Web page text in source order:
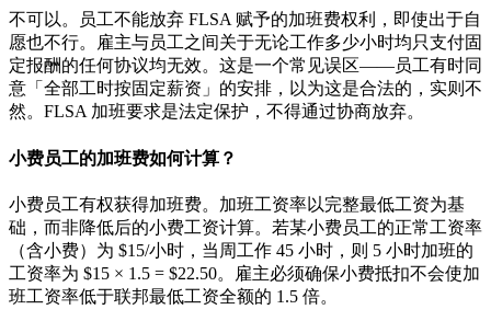
不可以。员工不能放弃 FLSA 赋予的加班费权利，即使出于自
愿也不行。雇主与员工之间关于无论工作多少小时均只支付固
定报酬的任何协议均无效。这是一个常见误区——员工有时同
意「全部工时按固定薪资」的安排，以为这是合法的，实则不
然。FLSA 加班要求是法定保护，不得通过协商放弃。
小费员工的加班费如何计算？
小费员工有权获得加班费。加班工资率以完整最低工资为基
础，而非降低后的小费工资计算。若某小费员工的正常工资率
（含小费）为 $15/小时，当周工作 45 小时，则 5 小时加班的
工资率为 $15 × 1.5 = $22.50。雇主必须确保小费抵扣不会使加
班工资率低于联邦最低工资全额的 1.5 倍。